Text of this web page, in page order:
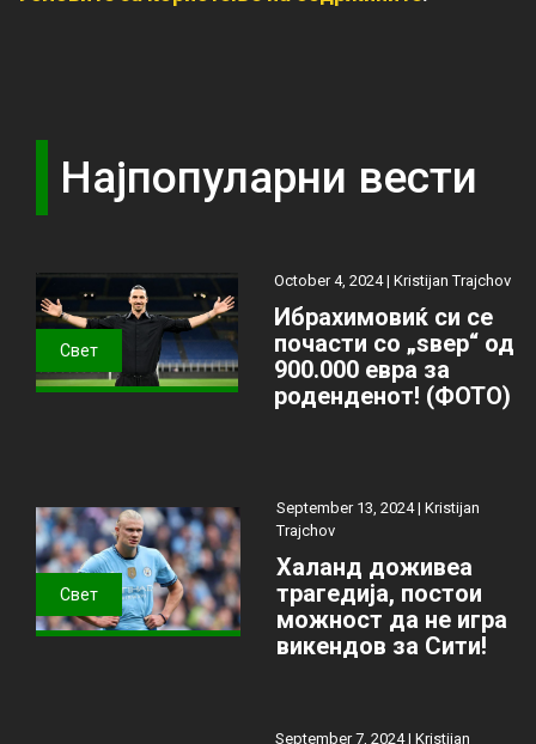
Најпопуларни вести
Свет
October 4, 2024 |Kristijan Trajchov
Ибрахимовиќ си се
почасти со „ѕвер“ од
900.000 евра за
роденденот! (ФОТО)
Свет
September 13, 2024 | Kristijan
Trajchov
Халанд доживеа
трагедија, постои
можност да не игра
викендов за Сити!
September 7, 2024 | Kristijan